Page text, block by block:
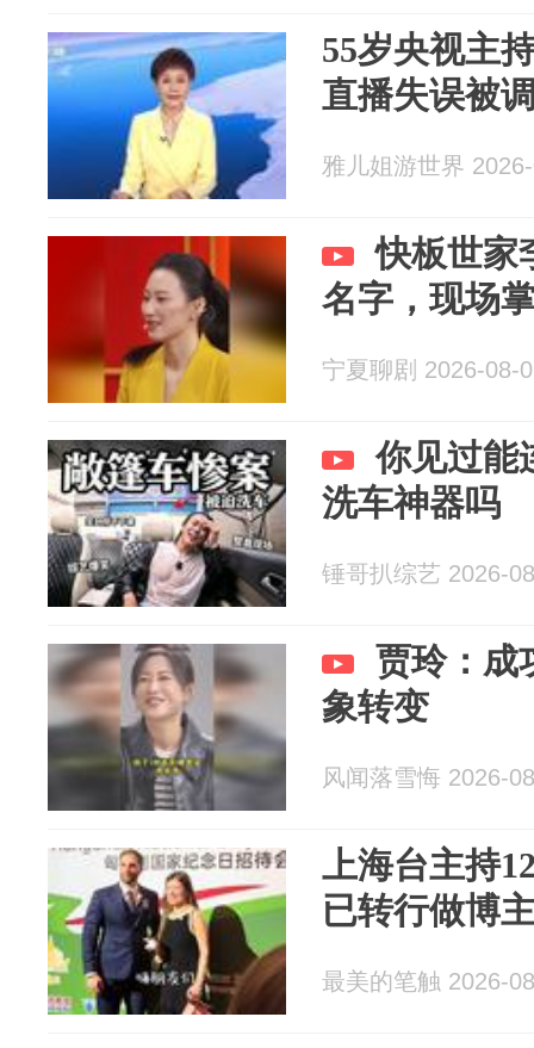
55岁央视主
直播失误被
雅儿姐游世界
快板世家
名字，现场
宁夏聊剧 2026-08-
你见过能
洗车神器吗
锤哥扒综艺 2026-
贾玲：成
象转变
风闻落雪悔 2026-
上海台主持
已转行做博
最美的笔触 2026-